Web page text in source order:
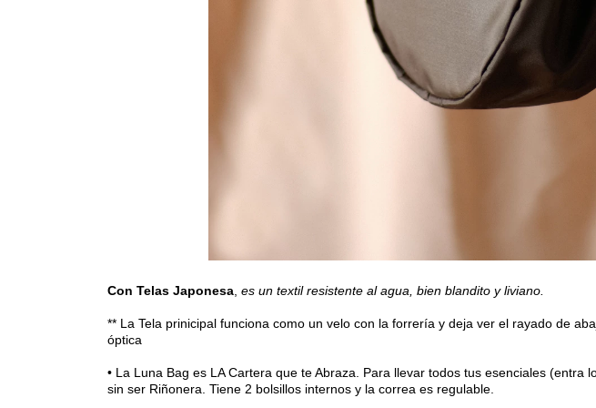
Con Telas Japonesa es un textil resistente al agua, bien blandito y liviano.
** La Tela prinicipal funciona como un velo con la forrería y deja ver el rayado de
óptica
• La Luna Bag es LA Cartera que te Abraza. Para llevar todos tus esenciales (entra
sin ser Riñonera. Tiene 2 bolsillos internos y la correa es regulable.